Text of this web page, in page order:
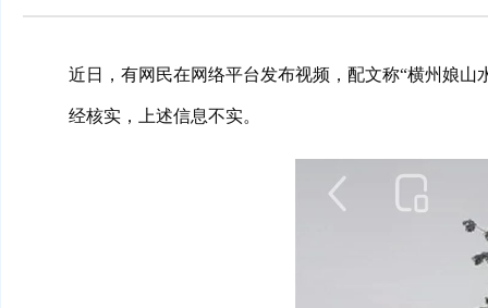
近日，有网民在网络平台发布视频，配文称“横州娘
经核实，上述信息不实。